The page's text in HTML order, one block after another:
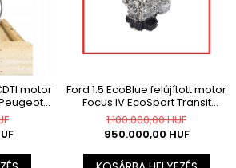
motor
Peugeot
Ford 1.5 EcoBlue felújított motor
Focus IV EcoSport Transit
Connect ZTDA ZTGA
1.100.000,00 HUF
950.000,00 HUF